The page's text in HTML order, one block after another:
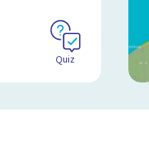
Quiz